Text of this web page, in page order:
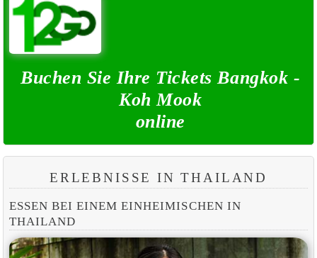
Buchen Sie Ihre Tickets Bangkok -
Koh Mook
online
ERLEBNISSE IN THAILAND
ESSEN BEI EINEM EINHEIMISCHEN IN
THAILAND